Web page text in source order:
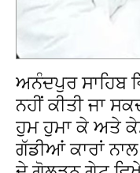
ਅਨੰਦਪੁਰ ਸਾਹਿਬ
ਨਹੀਂ ਕੀਤੀ ਜਾ
ਹੁਮ ਹੁਮਾ ਕੇ ਅਤੇ
ਗੱਡੀਆਂ ਕਾਰਾਂ